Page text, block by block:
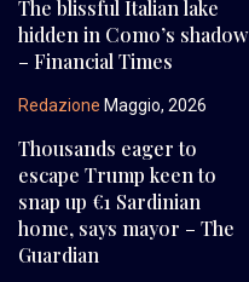
The blissful Italian lake
hidden in Como’s shadow
– Financial Times
Redazione Maggio, 2026
Thousands eager to
escape Trump keen to
snap up €1 Sardinian
home, says mayor – The
Guardian